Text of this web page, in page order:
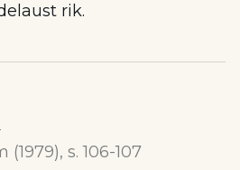
rik.
s. 106-107